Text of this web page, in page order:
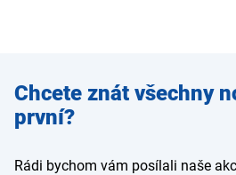
Zadejte
e-mail
Chcete znát všechny
první?
Rádi bychom vám posílali naše